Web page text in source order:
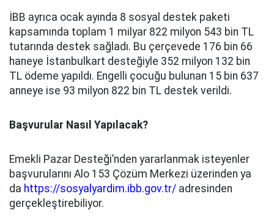
İBB ayrıca ocak ayında 8 sosyal destek paketi
kapsamında toplam 1 milyar 822 milyon 543 bin TL
tutarında destek sağladı. Bu çerçevede 176 bin 66
haneye İstanbulkart desteğiyle 352 milyon 132 bin
TL ödeme yapıldı. Engelli çocuğu bulunan 15 bin 637
anneye ise 93 milyon 822 bin TL destek verildi.
Başvurular Nasıl Yapılacak?
Emekli Pazar Desteği’nden yararlanmak isteyenler
başvurularını Alo 153 Çözüm Merkezi üzerinden ya
da https://sosyalyardim.ibb.gov.tr/ adresinden
gerçekleştirebiliyor.